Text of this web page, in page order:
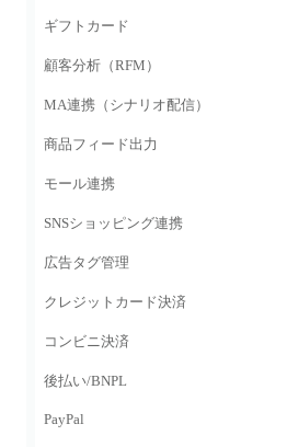
ギフトカード
顧客分析（RFM）
MA連携（シナリオ配信）
商品フィード出力
モール連携
SNSショッピング連携
広告タグ管理
クレジットカード決済
コンビニ決済
後払い/BNPL
PayPal